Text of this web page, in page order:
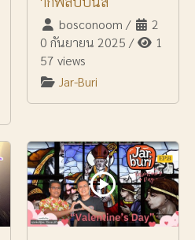
bosconoom /
2
0 กันยายน 2025 /
1
57 views
Jar-Buri